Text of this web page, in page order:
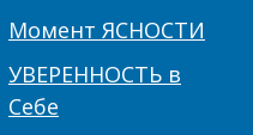
Момент ЯСНОСТИ
УВЕРЕННОСТЬ в
Себе